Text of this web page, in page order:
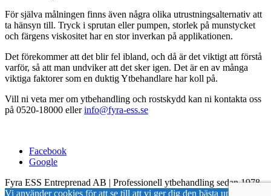
För själva målningen finns även några olika utrustningsalternativ att
ta hänsyn till. Tryck i sprutan eller pumpen, storlek på munstycket
och färgens viskositet har en stor inverkan på applikationen.
Det förekommer att det blir fel ibland, och då är det viktigt att förstå
varför, så att man undviker att det sker igen. Det är en av många
viktiga faktorer som en duktig Ytbehandlare har koll på.
Vill ni veta mer om ytbehandling och rostskydd kan ni kontakta oss
på 0520-18000 ellerinfo@fyra-ess.se
Facebook
Google
Fyra ESS Entreprenad AB | Professionell ytbehandling sedan 1978
Vi använder cookies för att se till att vi ger dig den bästa upplevelsen